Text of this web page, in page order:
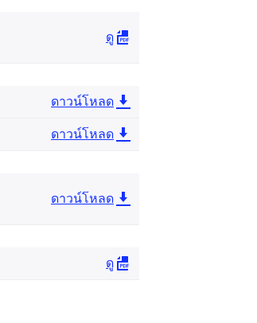
ดู
ดาวน์โหลด
ดาวน์โหลด
ดาวน์โหลด
ดู